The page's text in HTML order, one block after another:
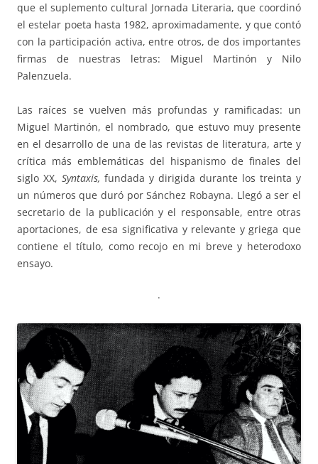
que el suplemento cultural Jornada Literaria, que coordinó
el estelar poeta hasta 1982, aproximadamente, y que contó
con la participación activa, entre otros, de dos importantes
firmas de nuestras letras: Miguel Martinón y Nilo
Palenzuela.
Las raíces se vuelven más profundas y ramificadas: un
Miguel Martinón, el nombrado, que estuvo muy presente
en el desarrollo de una de las revistas de literatura, arte y
crítica más emblemáticas del hispanismo de finales del
siglo XX, Syntaxis, fundada y dirigida durante los treinta y
un números que duró por Sánchez Robayna. Llegó a ser el
secretario de la publicación y el responsable, entre otras
aportaciones, de esa significativa y relevante y griega que
contiene el título, como recojo en mi breve y heterodoxo
ensayo.
·